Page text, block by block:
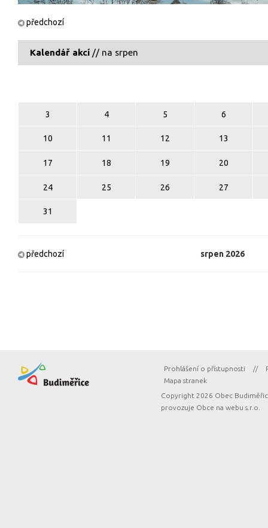
předchozí
Kalendář akcí // na srpen
3 4 5 6
10 11 12 13
17 18 19 20
24 25 26 27
31
předchozí srpen 2026
Prohlášení o přístupnosti //
Mapa stranek
Copyright 2026 Obec
provozuje Obce na webu s.r.o.